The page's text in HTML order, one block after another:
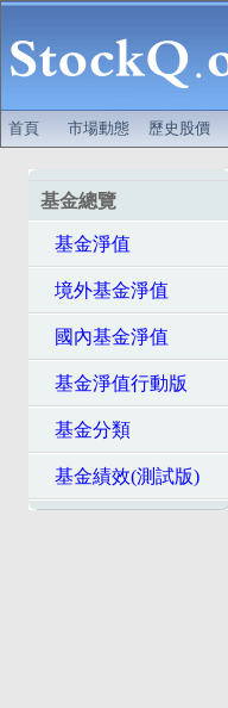
首頁 市場動態 歷史股價
基金總覽
基金淨值
境外基金淨值
國內基金淨值
基金淨值行動版
基金分類
基金績效(測試版)